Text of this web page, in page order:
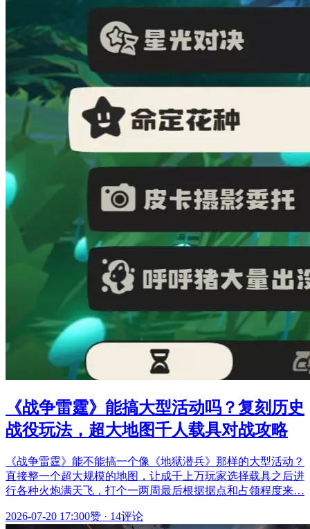
《战争雷霆》能搞大型活动吗？复刻历史
战役玩法，超大地图千人载具对战攻略
《战争雷霆》能不能搞一个像《地狱潜兵》那样的大型活动？
直接整一个超大规模的地图，让成千上万玩家选择载具之后进
行各种火炮满天飞，打个一两周最后根据据点和占领程度来…
2026-07-20 17:300赞 · 14评论